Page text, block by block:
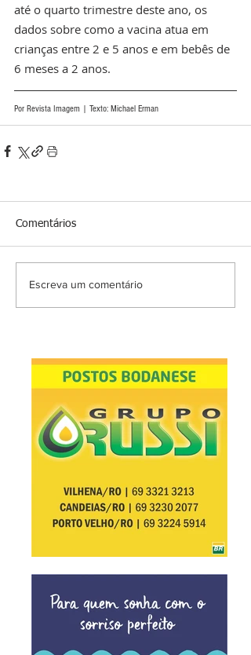
até o quarto trimestre deste ano, os
dados sobre como a vacina atua em
crianças entre 2 e 5 anos e em bebês de
6 meses a 2 anos.
Por Revista Imagem | Texto: Michael Erman
Comentários
Escreva um comentário